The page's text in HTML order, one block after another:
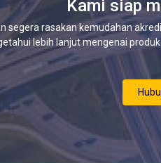
Kami siap
segera rasakan kemudahan
lebih lanjut mengenai